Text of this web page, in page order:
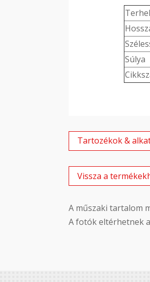
Súlya
Tartozékok &
Vissza a
A műszaki tartalom
A fotók eltérhetnek